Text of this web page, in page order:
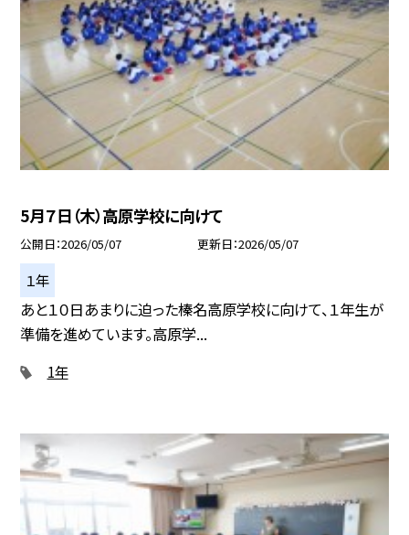
5月７日（木）高原学校に向けて
公開日 2026/05/07 更新日 2026/05/07
１年
あと１０日あまりに迫った榛名高原学校に向けて、１年生が
準備を進めています。高原学...
1年